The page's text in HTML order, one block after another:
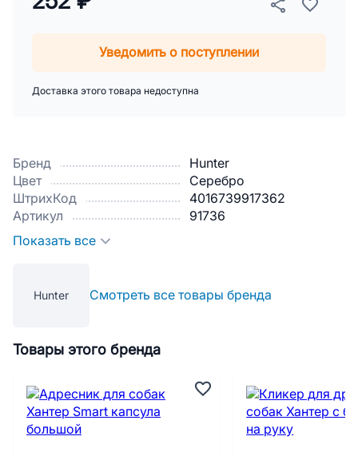
Бренд
Hunter
Цвет
Серебро
ШтрихКод
4016739917362
Артикул
91736
Показать все
Hunter Смотреть все товары бренда
Уведомить о поступлении
Доставка этого товара недоступна
Товары этого бренда